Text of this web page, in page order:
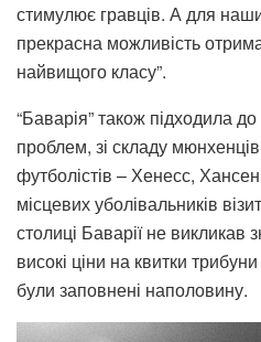
стимулює гравців. А для
прекрасна можливість
найвищого класу”.
“Баварія” також підходила
проблем, зі складу
футболістів – Хенесс,
місцевих уболівальників
столиці Баварії не викликав
високі ціни на квитки
були заповнені наполовину.